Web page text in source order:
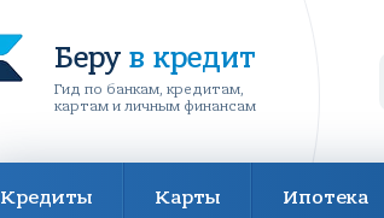
Беру в кредит
Гид по банкам, кредитам,
картам и личным финансам
Кредиты Карты Ипотека